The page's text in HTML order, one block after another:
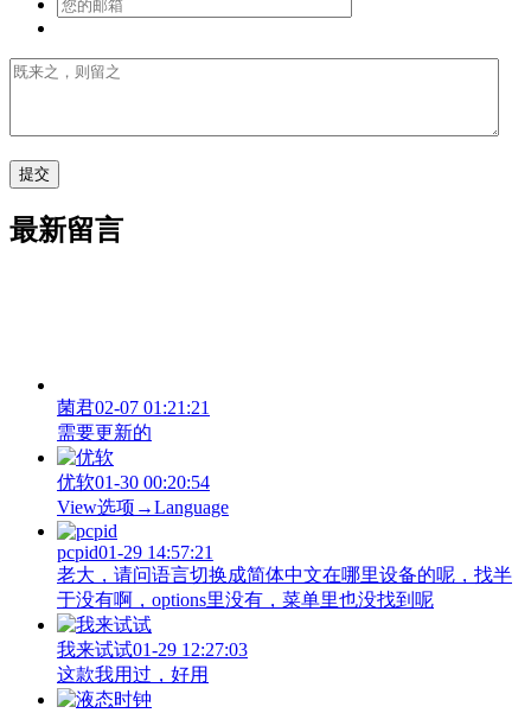
最新留言
菌君02-07 01:21:21
需要更新的
优软01-30 00:20:54
View‌选项→Language
pcpid01-29 14:57:21
老大，请问语言切换成简体中文在哪里设备的呢，找半
于没有啊，options里没有，菜单里也没找到呢
我来试试01-29 12:27:03
这款我用过，好用